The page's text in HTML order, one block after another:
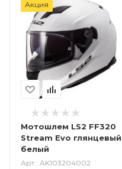
Акция
Мотошлем LS2 FF320
Stream Evo глянцевый
белый
Арт.: AK103204002